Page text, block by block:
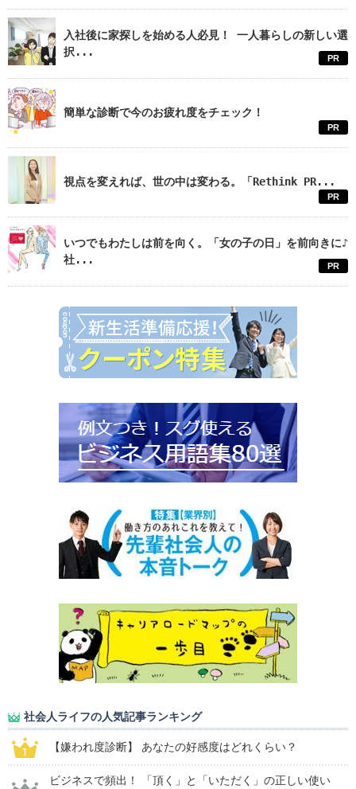
入社後に家探しを始める人必見！ 一人暮らしの新しい選
択...
PR
簡単な診断で今のお疲れ度をチェック！
PR
視点を変えれば、世の中は変わる。「Rethink PR...
PR
いつでもわたしは前を向く。「女の子の日」を前向きに♪
社...
PR
社会人ライフの人気記事ランキング
【嫌われ度診断】 あなたの好感度はどれくらい？
ビジネスで頻出！ 「頂く」と「いただく」の正しい使い